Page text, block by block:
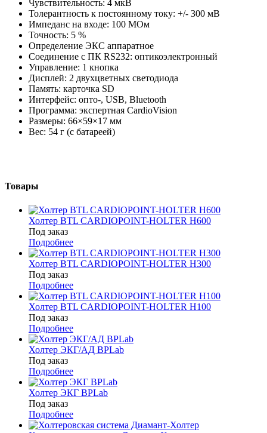
Чувствительность: 4 мкВ
Толерантность к постоянному току: +/- 300 мВ
Импеданс на входе: 100 МОм
Точность: 5 %
Определение ЭКС аппаратное
Соединение с ПК RS232: оптикоэлектронный
Управление: 1 кнопка
Дисплей: 2 двухцветных светодиода
Память: карточка SD
Интерфейс: опто-, USB, Bluetooth
Программа: экспертная CardioVision
Размеры: 66×59×17 мм
Вес: 54 г (с батареей)
Товары
Холтер BTL CARDIOPOINT-HOLTER H600
Под заказ
Подробнее
Холтер BTL CARDIOPOINT-HOLTER H300
Под заказ
Подробнее
Холтер BTL CARDIOPOINT-HOLTER H100
Под заказ
Подробнее
Холтер ЭКГ/АД BPLab
Под заказ
Подробнее
Холтер ЭКГ BPLab
Под заказ
Подробнее